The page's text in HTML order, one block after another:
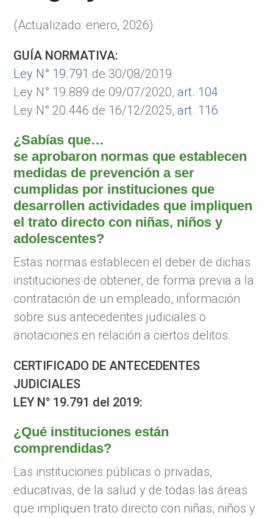
(Actualizado: enero, 2026)
GUÍA NORMATIVA:
Ley N° 19.791 de 30/08/2019
Ley N° 19.889 de 09/07/2020,art. 104
Ley N° 20.446 de 16/12/2025,art. 116
¿Sabías que…
se aprobaron normas que establecen
medidas de prevención a ser
cumplidas por instituciones que
desarrollen actividades que impliquen
el trato directo con niñas, niños y
adolescentes?
Estas normas establecen el deber de dichas
instituciones de obtener, de forma previa a la
contratación de un empleado, información
sobre sus antecedentes judiciales o
anotaciones en relación a ciertos delitos.
CERTIFICADO DE ANTECEDENTES
JUDICIALES
LEY N° 19.791 del 2019:
¿Qué instituciones están
comprendidas?
Las instituciones públicas o privadas,
educativas, de la salud y de todas las áreas
que impliquen trato directo con niñas, niños y